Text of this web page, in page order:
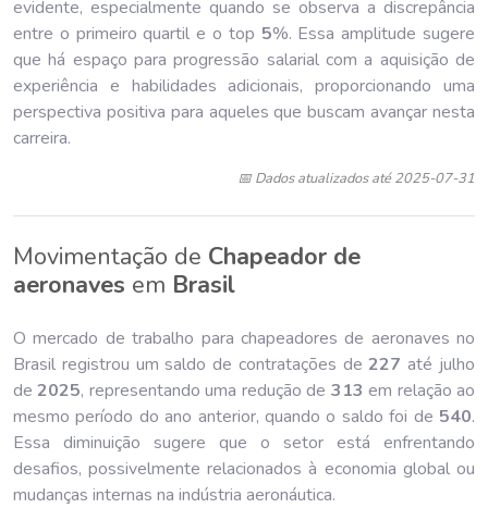
evidente, especialmente quando se observa a discrepância
entre o primeiro quartil e o top 5%. Essa amplitude sugere
que há espaço para progressão salarial com a aquisição de
experiência e habilidades adicionais, proporcionando uma
perspectiva positiva para aqueles que buscam avançar nesta
carreira.
📅 Dados atualizados até 2025-07-31
Movimentação de Chapeador de
aeronaves em Brasil
O mercado de trabalho para chapeadores de aeronaves no
Brasil registrou um saldo de contratações de227 até julho
de2025, representando uma redução de 313 em relação ao
mesmo período do ano anterior, quando o saldo foi de 540.
Essa diminuição sugere que o setor está enfrentando
desafios, possivelmente relacionados à economia global ou
mudanças internas na indústria aeronáutica.